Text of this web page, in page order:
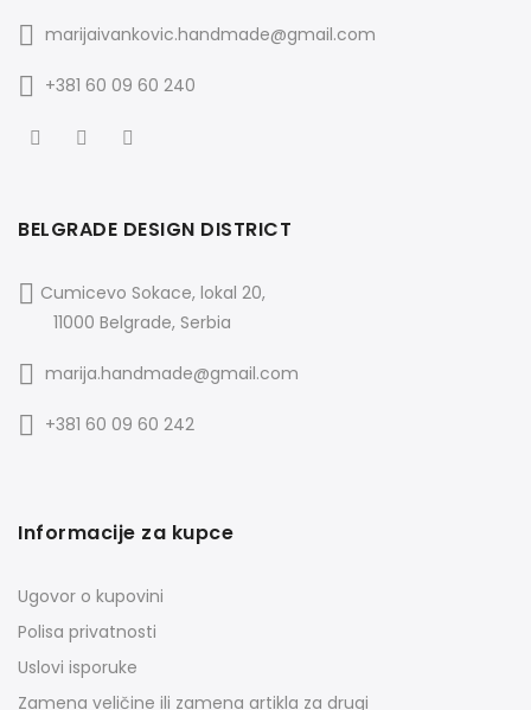
marijaivankovic.handmade@gmail.com
+381 60 09 60 240
BELGRADE DESIGN DISTRICT
Cumicevo Sokace, lokal 20,
11000 Belgrade, Serbia
marija.handmade@gmail.com
+381 60 09 60 242
Informacije za kupce
Ugovor o kupovini
Polisa privatnosti
Uslovi isporuke
Zamena veličine ili zamena artikla za drugi